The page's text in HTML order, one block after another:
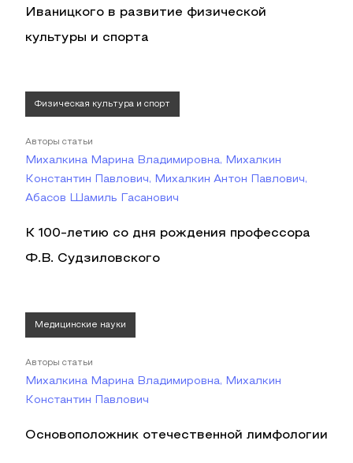
Иваницкого в развитие физической
культуры и спорта
Физическая культура и спорт
Авторы статьи
Михалкина Марина Владимировна, Михалкин
Константин Павлович, Михалкин Антон Павлович,
Абасов Шамиль Гасанович
К 100-летию со дня рождения профессора
Ф.В. Судзиловского
Медицинские науки
Авторы статьи
Михалкина Марина Владимировна, Михалкин
Константин Павлович
Основоположник отечественной лимфологии